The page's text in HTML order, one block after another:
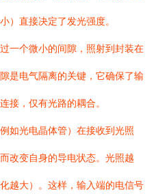
）直接决定了发光强度。
一个微小的间隙，照射到封装在
是电气隔离的关键，它确保了输
接，仅有光路的耦合。
如光电晶体管）在接收到光照
改变自身的导电状态。光照越
越大）。这样，输入端的电信号